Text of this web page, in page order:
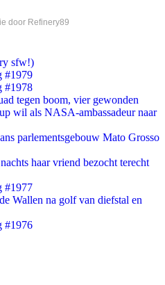
door Refinery89
sfw!)
#1979
#1978
tegen boom, vier gewonden
wil als NASA-ambassadeur naar
parlementsgebouw Mato Grosso
haar vriend bezocht terecht
#1977
Wallen na golf van diefstal en
#1976